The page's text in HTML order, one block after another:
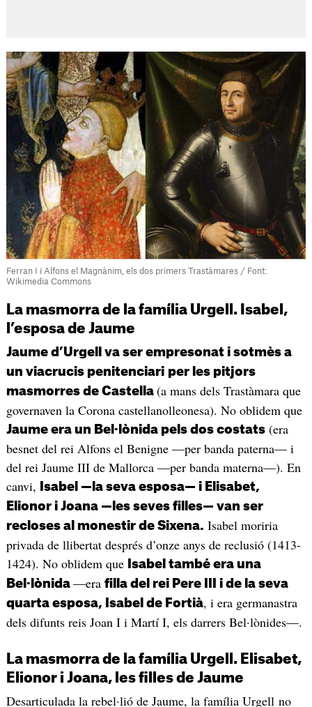
Ferran I i Alfons el Magnànim, els dos primers Trastàmares / Font:
Wikimedia Commons
La masmorra de la família Urgell. Isabel,
l’esposa de Jaume
Jaume d’Urgell va ser empresonat i sotmès a
un viacrucis penitenciari per les pitjors
masmorres de Castella (a mans dels Trastàmara que
governaven la Corona castellanolleonesa). No oblidem que
Jaume era un Bel·lònida pels dos costats(era
besnet del rei Alfons el Benigne —per banda paterna— i
del rei Jaume III de Mallorca —per banda materna—). En
canvi,
Isabel —la seva esposa— i Elisabet,
Elionor i Joana —les seves filles— van ser
recloses al monestir de Sixena. Isabel moriria
privada de llibertat després d’onze anys de reclusió (1413-
1424). No oblidem que
Isabel també era una
Bel·lònida —era filla del rei Pere III i de la seva
quarta esposa, Isabel de Fortià, i era germanastra
dels difunts reis Joan I i Martí I, els darrers Bel·lònides—.
La masmorra de la família Urgell. Elisabet,
Elionor i Joana, les filles de Jaume
Desarticulada la rebel·lió de Jaume, la família Urgell no